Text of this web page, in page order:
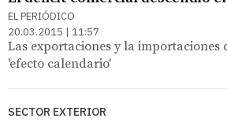
EL PERIÓDICO
20.03.2015 | 11:57
Las exportaciones y la importaciones
'efecto calendario'
SECTOR EXTERIOR